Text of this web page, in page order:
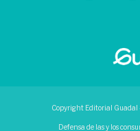
Copyright Editorial Guadal -
Defensa de las y los